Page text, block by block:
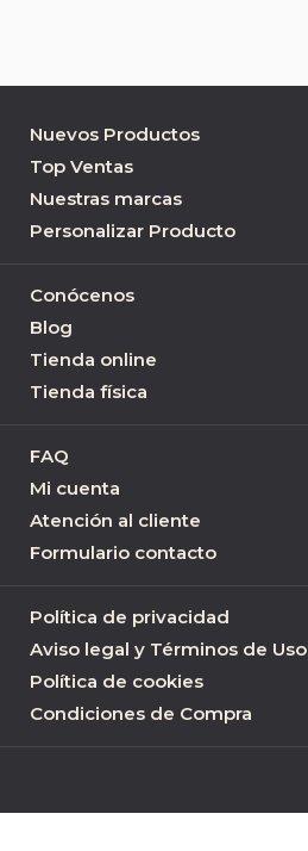
Nuevos Productos
Top Ventas
Nuestras marcas
Personalizar Producto
Conócenos
Blog
Tienda online
Tienda física
FAQ
Mi cuenta
Atención al cliente
Formulario contacto
Política de privacidad
Aviso legal y Términos de Uso
Política de cookies
Condiciones de Compra